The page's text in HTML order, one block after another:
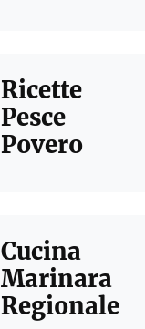
Ricette
Pesce
Povero
Cucina
Marinara
Regionale